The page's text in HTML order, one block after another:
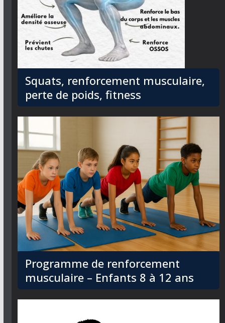
Squats, renforcement musculaire,
perte de poids, fitness
Programme de renforcement
musculaire – Enfants 8 à 12 ans